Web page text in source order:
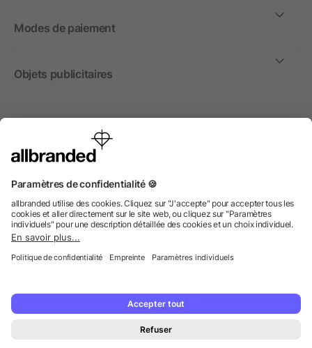
Modes de paiement
Objets publicitaires
International
Nous commercialisons nos objets publicitaires et articles
non aux personnes privées.